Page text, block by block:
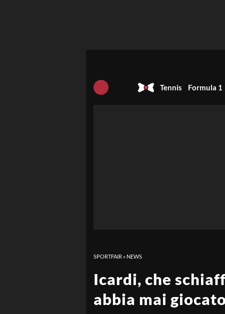
Tennis Formula 1
SPORTFAIR » NEWS
Icardi, che
abbia mai